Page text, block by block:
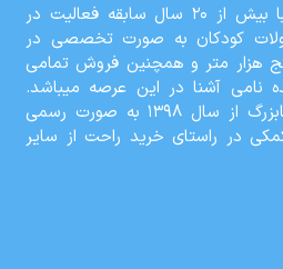
سیسمونی آقابزرگ با بیش از 20 سال سابقه فعالیت در
کودکان به صورت تخصصی در
هزار متر و همچنین فروش تمامی
نامی آشنا در این عرصه میباشد.
فروشگاه اینترنتی آقابزرگ از سال 1398 به صورت رسمی
در راستای خرید راحت از سایر